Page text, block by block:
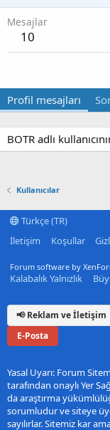
Mesajlar
10
Profil mesajları
BOTR adlı
Kullanıcılar
Türkçe (TR)
İletişim
Koşullar
Forum software by
Kalabalık Yalnızlık
📢 Reklam ve İletişim
E-Posta
Yasal Uyarı: Forum
tarafından onaylı Yer
da araştırma
sorumludur ve siteye
sayılırlar. Sitemiz kar